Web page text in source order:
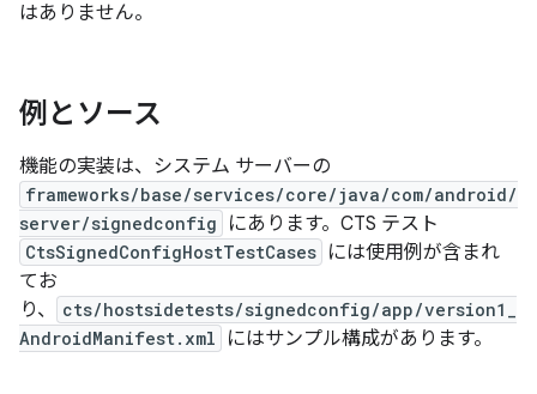
はありません。
例とソース
機能の実装は、システム サーバーの
frameworks/base/services/core/java/com/android/
server/signedconfig
にあります。CTS テスト
CtsSignedConfigHostTestCases には使用例が含まれ
てお
り、
cts/hostsidetests/signedconfig/app/version1_
AndroidManifest.xml
にはサンプル構成があります。